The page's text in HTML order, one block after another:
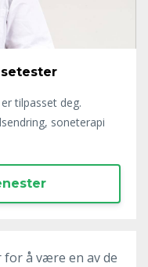
tilpasset deg.
soneterapi
for å være en av de